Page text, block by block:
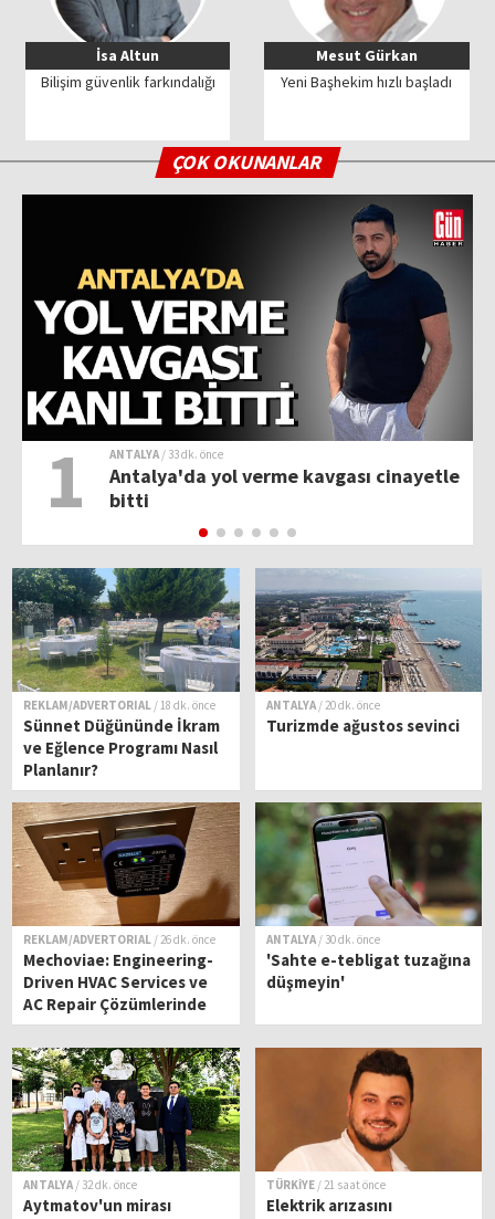
İsa Altun
Bilişim güvenlik farkındalığı
Mesut Gürkan
Yeni Başhekim hızlı başladı
ÇOK OKUNANLAR
1 ANTALYA / 33 dk. önce
Antalya'da yol verme kavgası cinayetle
bitti
REKLAM/ADVERTORIAL / 18 dk. önce
Sünnet Düğününde İkram
ve Eğlence Programı Nasıl
Planlanır?
ANTALYA / 20 dk. önce
Turizmde ağustos sevinci
REKLAM/ADVERTORIAL / 26 dk. önce
Mechoviae: Engineering-
Driven HVAC Services ve
AC Repair Çözümlerinde
Güvenilir Teknik Hizmet
Ortağınız
ANTALYA / 30 dk. önce
'Sahte e-tebligat tuzağına
düşmeyin'
ANTALYA / 32 dk. önce
Aytmatov'un mirası
TÜRKİYE / 21 saat önce
Elektrik arızasını